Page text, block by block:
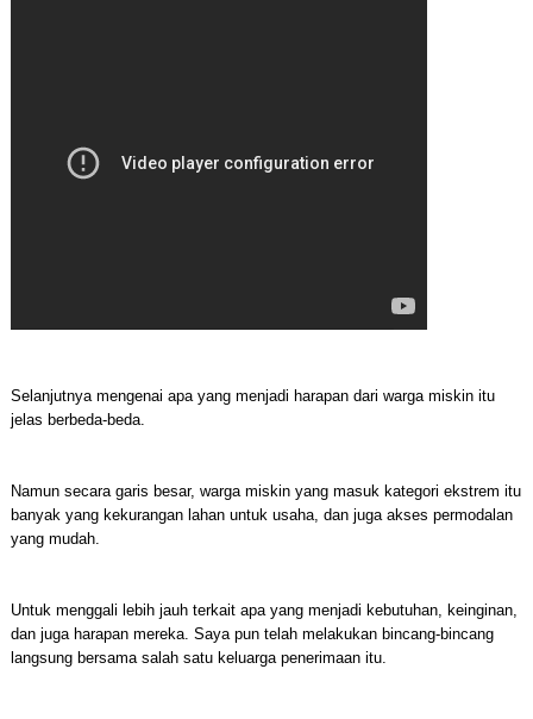
Selanjutnya mengenai apa yang menjadi harapan dari warga miskin itu
jelas berbeda-beda.
Namun secara garis besar, warga miskin yang masuk kategori ekstrem itu
banyak yang kekurangan lahan untuk usaha, dan juga akses permodalan
yang mudah.
Untuk menggali lebih jauh terkait apa yang menjadi kebutuhan, keinginan,
dan juga harapan mereka. Saya pun telah melakukan bincang-bincang
langsung bersama salah satu keluarga penerimaan itu.